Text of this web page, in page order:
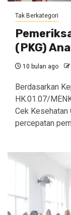
Tak Berkategori
(PKG)
10 bulan ago
Berdasarkan
HK.01.07/
Cek Kesehatan
percepatan